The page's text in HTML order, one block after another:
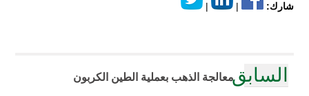
شارك: |
|
السابقمعالجة الذهب بعملية الطين الكربون